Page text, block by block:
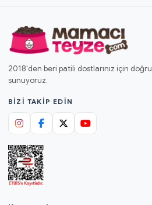
2018'den beri patili dostlarınız için
sunuyoruz.
BIZI TAKIP EDIN